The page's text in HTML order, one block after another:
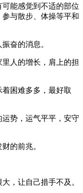
能感觉到不适的部位
与散步、体操等平和
奋的消息。
人的增长，肩上的担
困难多多，最好取
势，运气平平，安守
的前兆。
，让自己措手不及。